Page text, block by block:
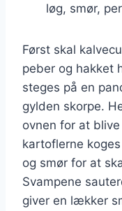
løg, smør,
Først skal
peber og hakket
steges på en
gylden skorpe.
ovnen for at
kartoflerne
og smør for at
Svampene
giver en lækker